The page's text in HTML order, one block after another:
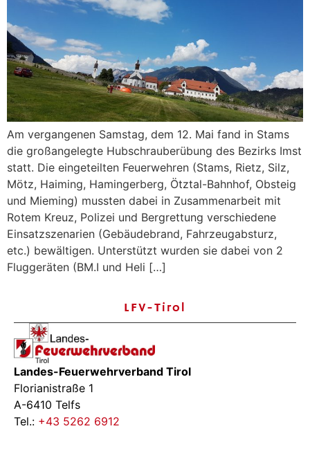
Am vergangenen Samstag, dem 12. Mai fand in Stams
die großangelegte Hubschrauberübung des Bezirks Imst
statt. Die eingeteilten Feuerwehren (Stams, Rietz, Silz,
Mötz, Haiming, Hamingerberg, Ötztal-Bahnhof, Obsteig
und Mieming) mussten dabei in Zusammenarbeit mit
Rotem Kreuz, Polizei und Bergrettung verschiedene
Einsatzszenarien (Gebäudebrand, Fahrzeugabsturz,
etc.) bewältigen. Unterstützt wurden sie dabei von 2
Fluggeräten (BM.I und Heli […]
LFV-Tirol
Landes-Feuerwehrverband Tirol
Florianistraße 1
A-6410 Telfs
Tel.: +43 5262 6912